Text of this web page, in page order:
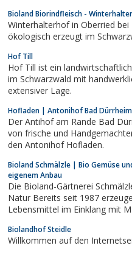
dem Jahr 2011, den TitelErstes offizielles Bio-Weingut in
Gottenheim tragen zu dürfen.
Bioland Biorindfleisch -
Winterhalterhof in Oberried
ökologisch erzeugt im
Hof Till
Hof Till ist ein
im Schwarzwald mit
extensiver Lage.
Hofladen | Antonihof Bad Dürrheim
Der Antihof am Rande Bad
von frische und
den Antonihof Hofladen.
Bioland Schmälzle | Bio Gemüse
eigenem Anbau
Die Bioland-Gärtnerei
Natur Bereits seit 1987
Lebensmittel im Einklang mit
Biolandhof Steidle
Willkommen auf den